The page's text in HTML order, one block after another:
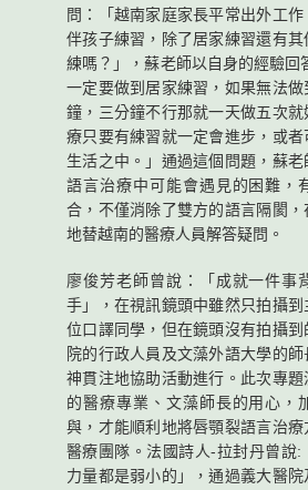
問：「越南家庭家長平常出外工
伴孩子練習，除了居家練習還有其
練嗎？」，蘇老師以自身的經驗回
一定要做到居家練習，如果無法
鐘，三分鐘不行那就一天做五次
療只要有練習就一定會進步，或
生活之中。」通過這個問題，蘇
語言治療中可能會遇見的困難，
合，不僅消除了雙方的語言隔閡
地替越南的醫療人員解答疑問。
廖俊芳老師曾說：「成就一件事
手」，在視訊鏡頭中雖然只拍攝
位口譯同學，但在鏡頭沒有拍攝
院的行政人員及文藻外語大學的
神貫注地協助活動進行。此次專
的醫療專業、文藻師長的用心，
與，才能順利地將唇顎裂語言治
醫療團隊。法國詩人-拉封丹曾說:
力量都是弱小的」，通過義大醫